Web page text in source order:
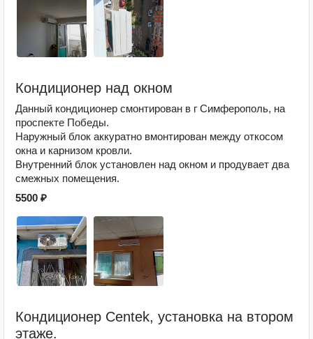
Кондиционер над окном
Данный кондиционер смонтирован в г Симферополь, на
проспекте Победы.
Наружный блок аккуратно вмонтирован между откосом
окна и карнизом кровли.
Внутренний блок установлен над окном и продувает два
смежных помещения.
5500 ₽
Кондиционер Centek, установка на втором
этаже.